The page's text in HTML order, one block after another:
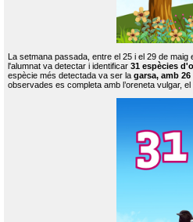
La setmana passada, entre el 25 i el 29 de
l'alumnat va detectar i identificar 31 espècies
espècie més detectada va ser la garsa, amb
observades es completa amb l’oreneta vulgar,